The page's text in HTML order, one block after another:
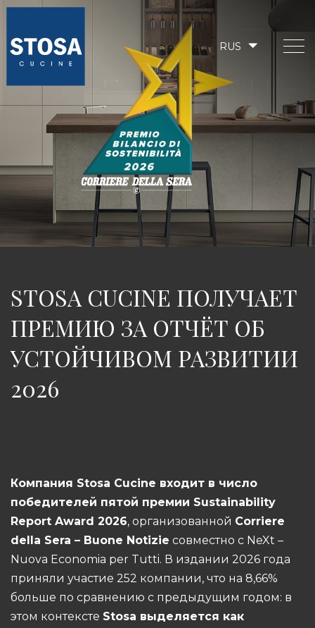
RUS
STOSA CUCINE ПОЛУЧАЕТ
ПРЕМИЮ ЗА ОТЧЁТ ОБ
УСТОЙЧИВОМ РАЗВИТИИ
2026
Компания Stosa Cucine входит в число
победителей пятой премии Sustainability
Report Award 2026, организованной Corriere
della Sera – Buone Notizie совместно с NeXt –
Nuova Economia per Tutti. В издании 2026 года
приняли участие 252 компании, что на 8,66%
больше по сравнению с предыдущим годом: в
этом контексте Stosa выделяется как